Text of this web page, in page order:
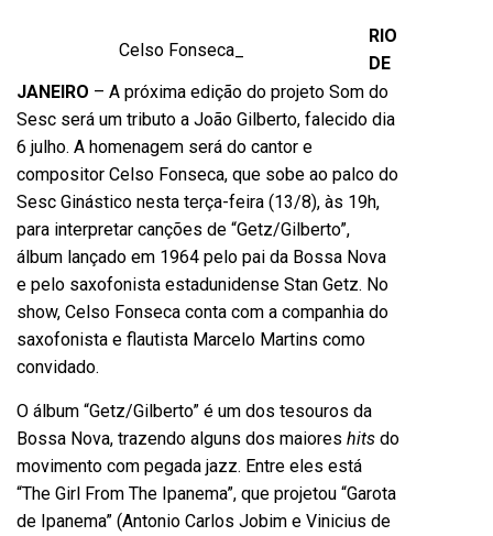
Celso Fonseca_
RIO
DE
JANEIRO – A próxima edição do projeto Som do
Sesc será um tributo a João Gilberto, falecido dia
6 julho. A homenagem será do cantor e
compositor Celso Fonseca, que sobe ao palco do
Sesc Ginástico nesta terça-feira (13/8), às 19h,
para interpretar canções de “Getz/Gilberto”,
álbum lançado em 1964 pelo pai da Bossa Nova
e pelo saxofonista estadunidense Stan Getz. No
show, Celso Fonseca conta com a companhia do
saxofonista e flautista Marcelo Martins como
convidado.
O álbum “Getz/Gilberto” é um dos tesouros da
Bossa Nova, trazendo alguns dos maiores hits do
movimento com pegada jazz. Entre eles está
“The Girl From The Ipanema”, que projetou “Garota
de Ipanema” (Antonio Carlos Jobim e Vinicius de